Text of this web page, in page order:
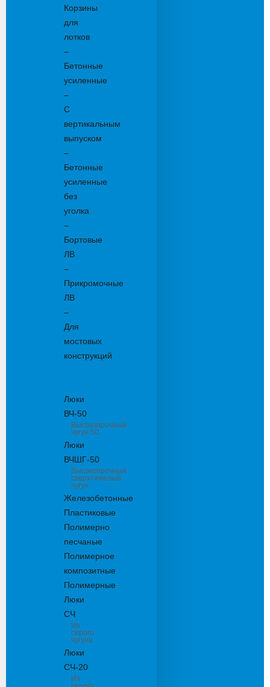
Корзины
для
лотков
–
Бетонные
усиленные
–
С
вертикальным
выпуском
–
Бетонные
усиленные
без
уголка
–
Бортовые
ЛВ
–
Прикромочные
ЛВ
–
Для
мостовых
конструкций
Люки
ВЧ-50
Высокопрочный
чугун 50
Люки
ВЧШГ-50
Высокопрочный
сверхтяжелый
чугун
Железобетонные
Пластиковые
Полимерно
песчаные
Полимерное
композитные
Полимерные
Люки
СЧ
Из
серого
чугуна
Люки
СЧ-20
Из